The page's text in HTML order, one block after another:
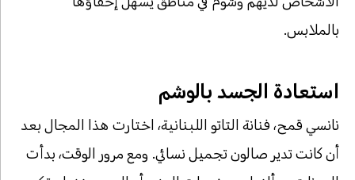
بالملابس.
استعادة الجسد بالوشم
نانسي قمح، فنانة التاتو اللبنانية، اختارت هذا المجال بعد
أن كانت تدير صالون تجميل نسائي. ومع مرور الوقت، بدأت